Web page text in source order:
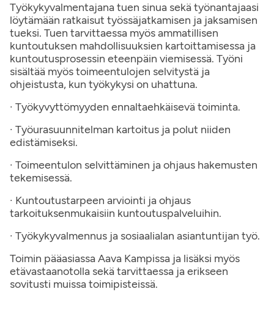
Työkykyvalmentajana tuen sinua sekä työnantajaasi
löytämään ratkaisut työssäjatkamisen ja jaksamisen
tueksi. Tuen tarvittaessa myös ammatillisen
kuntoutuksen mahdollisuuksien kartoittamisessa ja
kuntoutusprosessin eteenpäin viemisessä. Työni
sisältää myös toimeentulojen selvitystä ja
ohjeistusta, kun työkykysi on uhattuna.
· Työkyvyttömyyden ennaltaehkäisevä toiminta.
· Työurasuunnitelman kartoitus ja polut niiden
edistämiseksi.
· Toimeentulon selvittäminen ja ohjaus hakemusten
tekemisessä.
· Kuntoutustarpeen arviointi ja ohjaus
tarkoituksenmukaisiin kuntoutuspalveluihin.
· Työkykyvalmennus ja sosiaalialan asiantuntijan työ.
Toimin pääasiassa Aava Kampissa ja lisäksi myös
etävastaanotolla sekä tarvittaessa ja erikseen
sovitusti muissa toimipisteissä.